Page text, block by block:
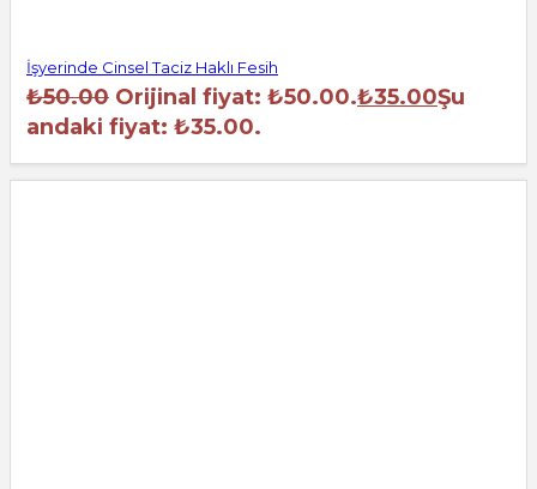
İşyerinde Cinsel Taciz Haklı Fesih
₺50.00 Orijinal fiyat: ₺50.00.₺35.00Şu
andaki fiyat: ₺35.00.